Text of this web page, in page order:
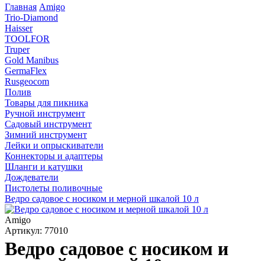
Главная Amigo
Trio-Diamond
Haisser
TOOLFOR
Truper
Gold Manibus
GermaFlex
Rusgeocom
Полив
Товары для пикника
Ручной инструмент
Садовый инструмент
Зимний инструмент
Лейки и опрыскиватели
Коннекторы и адаптеры
Шланги и катушки
Дождеватели
Пистолеты поливочные
Ведро садовое с носиком и мерной шкалой 10 л
Amigo
Артикул: 77010
Ведро садовое с носиком и